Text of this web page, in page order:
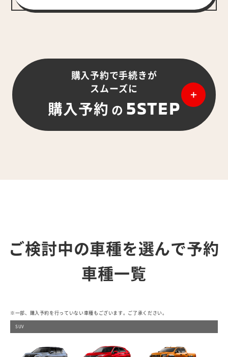
購入予約で手続きが
スムーズに
購入予約 の 5STEP
ご検討中の車種を選んで予約
車種一覧
※一部、購入予約を行っていない車種もございます。ご了承ください。
SUV